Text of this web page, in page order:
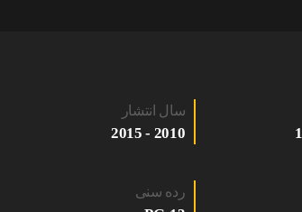
سال انتشار
2010 - 2015
رده سنی